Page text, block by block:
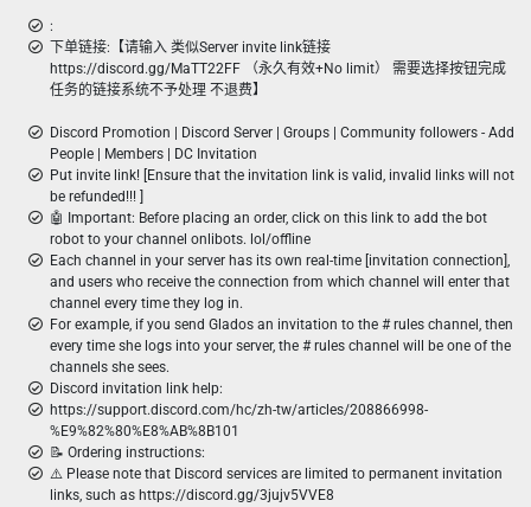
:
下单链接:【请输入 类似Server invite link链接
https://discord.gg/MaTT22FF （永久有效+No limit） 需要选择按钮完成
任务的链接系统不予处理 不退费】
Discord Promotion | Discord Server | Groups | Community followers - Add
People | Members | DC Invitation
Put invite link! [Ensure that the invitation link is valid, invalid links will not
be refunded!!! ]
🤖 Important: Before placing an order, click on this link to add the bot
robot to your channel onlibots. lol/offline
Each channel in your server has its own real-time [invitation connection],
and users who receive the connection from which channel will enter that
channel every time they log in.
For example, if you send Glados an invitation to the # rules channel, then
every time she logs into your server, the # rules channel will be one of the
channels she sees.
Discord invitation link help:
https://support.discord.com/hc/zh-tw/articles/208866998-
%E9%82%80%E8%AB%8B101
📝 Ordering instructions:
⚠️ Please note that Discord services are limited to permanent invitation
links, such as https://discord.gg/3jujv5VVE8